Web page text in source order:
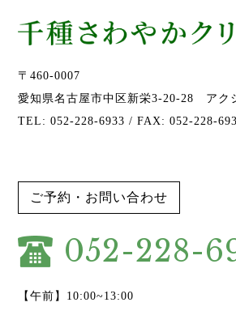
〒460-0007
愛知県名古屋市中区新栄3-20-28 アク
TEL: 052-228-6933 / FAX: 052-228-
ご予約・お問い合わせ
052-228-
【午前】10:00~13:00